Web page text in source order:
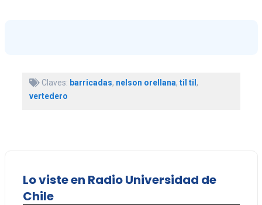
Claves: barricadas, nelson orellana, til til ,
vertedero
Lo viste en Radio Universidad de
Chile